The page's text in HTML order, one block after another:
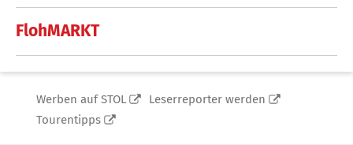
FlohMARKT
Werben auf STOL
Leserreporter werden
Tourentipps